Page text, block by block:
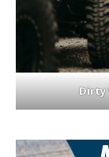
Dirty